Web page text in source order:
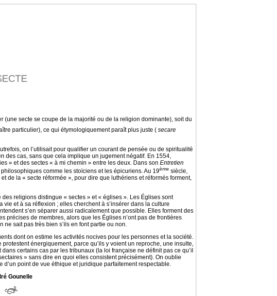
(une secte se coupe de la majorité ou de la religion dominante), soit du
particulier), ce qui étymologiquement paraît plus juste ( secare
on l’utilisait pour qualifier un courant de pensée ou de spiritualité
cas, sans que cela implique un jugement négatif. En 1554,
» et des sectes « à mi chemin » entre les deux. Dans son Entretien
comme les stoïciens et les épicuriens. Au 19ème siècle,
de la « secte réformée », pour dire que luthériens et réformés forment,
religions distingue « sectes » et « églises ». Les Églises sont
et à sa réflexion ; elles cherchent à s’insérer dans la culture
s’en séparer aussi radicalement que possible. Elles forment des
précises de membres, alors que les Églises n’ont pas de frontières
sait pas très bien s’ils en font partie ou non.
dont on estime les activités nocives pour les personnes et la société.
énergiquement, parce qu’ils y voient un reproche, une insulte,
certains cas par les tribunaux (la loi française ne définit pas ce qu’il
» sans dire en quoi elles consistent précisément). On oublie
point de vue éthique et juridique parfaitement respectable.
Gounelle